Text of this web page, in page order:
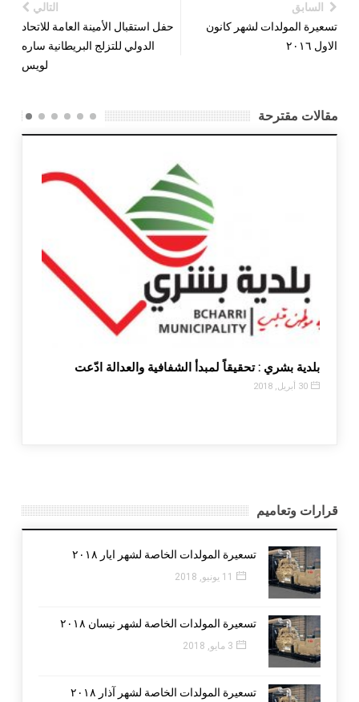
السابق
تسعيرة المولدات لشهر كانون
الاول ٢٠١٦
التالي
حفل استقبال الأمينة العامة للاتحاد
الدولي للتزلج البريطانية ساره
لويس
مقالات مقترحة
بلدية بشري : تحقيقاً لمبدأ الشفافية والعدالة ادّعت
30 أبريل, 2018
قرارات وتعاميم
تسعيرة المولدات الخاصة لشهر ايار ٢٠١٨
11 يونيو, 2018
تسعيرة المولدات الخاصة لشهر نيسان ٢٠١٨
3 مايو, 2018
تسعيرة المولدات الخاصة لشهر آذار ٢٠١٨